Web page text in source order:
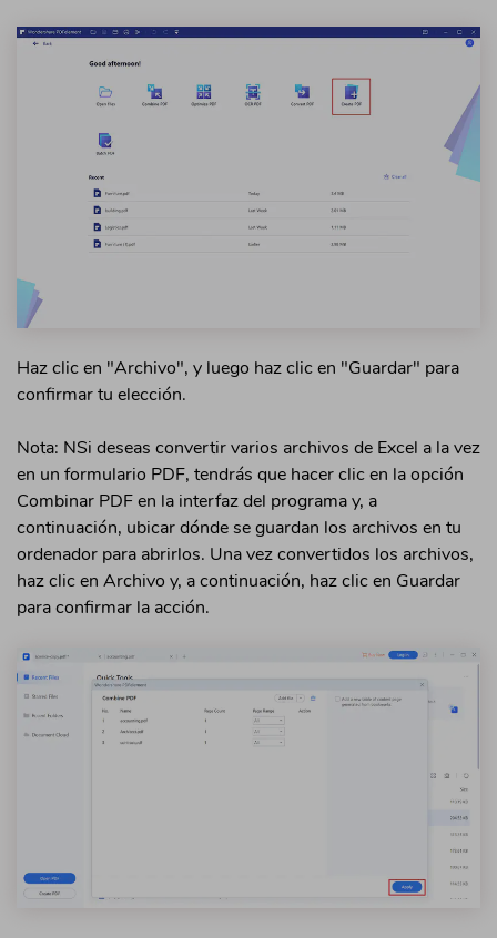
Haz clic en "Archivo", y luego haz clic en "Guardar" para
confirmar tu elección.
Nota: NSi deseas convertir varios archivos de Excel a la vez
en un formulario PDF, tendrás que hacer clic en la opción
Combinar PDF en la interfaz del programa y, a
continuación, ubicar dónde se guardan los archivos en tu
ordenador para abrirlos. Una vez convertidos los archivos,
haz clic en Archivo y, a continuación, haz clic en Guardar
para confirmar la acción.